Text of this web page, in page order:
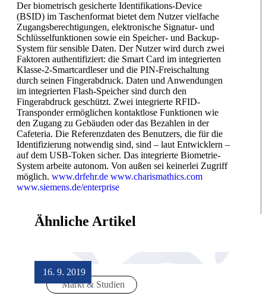
Der biometrisch gesicherte Identifikations-Device
(BSID) im Taschenformat bietet dem Nutzer vielfache
Zugangsberechtigungen, elektronische Signatur- und
Schlüsselfunktionen sowie ein Speicher- und Backup-
System für sensible Daten. Der Nutzer wird durch zwei
Faktoren authentifiziert: die Smart Card im integrierten
Klasse-2-Smartcardleser und die PIN-Freischaltung
durch seinen Fingerabdruck. Daten und Anwendungen
im integrierten Flash-Speicher sind durch den
Fingerabdruck geschützt. Zwei integrierte RFID-
Transponder ermöglichen kontaktlose Funktionen wie
den Zugang zu Gebäuden oder das Bezahlen in der
Cafeteria. Die Referenzdaten des Benutzers, die für die
Identifizierung notwendig sind, sind – laut Entwicklern –
auf dem USB-Token sicher. Das integrierte Biometrie-
System arbeite autonom. Von außen sei keinerlei Zugriff
möglich. www.drfehr.de www.charismathics.com
www.siemens.de/enterprise
Ähnliche Artikel
16. 9. 2019
Markt & Studien